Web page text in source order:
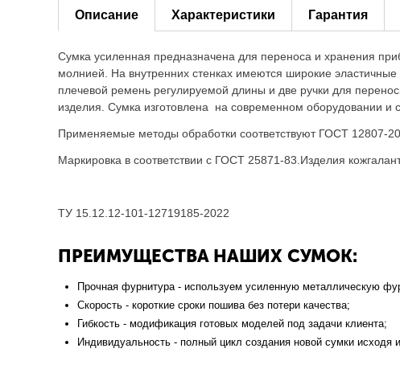
Описание Характеристики Гарантия
Сумка усиленная предназначена для переноса и хранения
молнией. На внутренних стенках имеются широкие
плечевой ремень регулируемой длины и две ручки для
изделия. Сумка изготовлена на современном оборудовании
Применяемые методы обработки соответствуют ГОСТ 12807-
Маркировка в соответствии с ГОСТ 25871-83.Изделия
ТУ 15.12.12-101-12719185-2022
ПРЕИМУЩЕСТВА НАШИХ СУМОК:
Прочная фурнитура - используем усиленную металлическую
Скорость - короткие сроки пошива без потери качества;
Гибкость - модификация готовых моделей под задачи клиента;
Индивидуальность - полный цикл создания новой сумки исходя